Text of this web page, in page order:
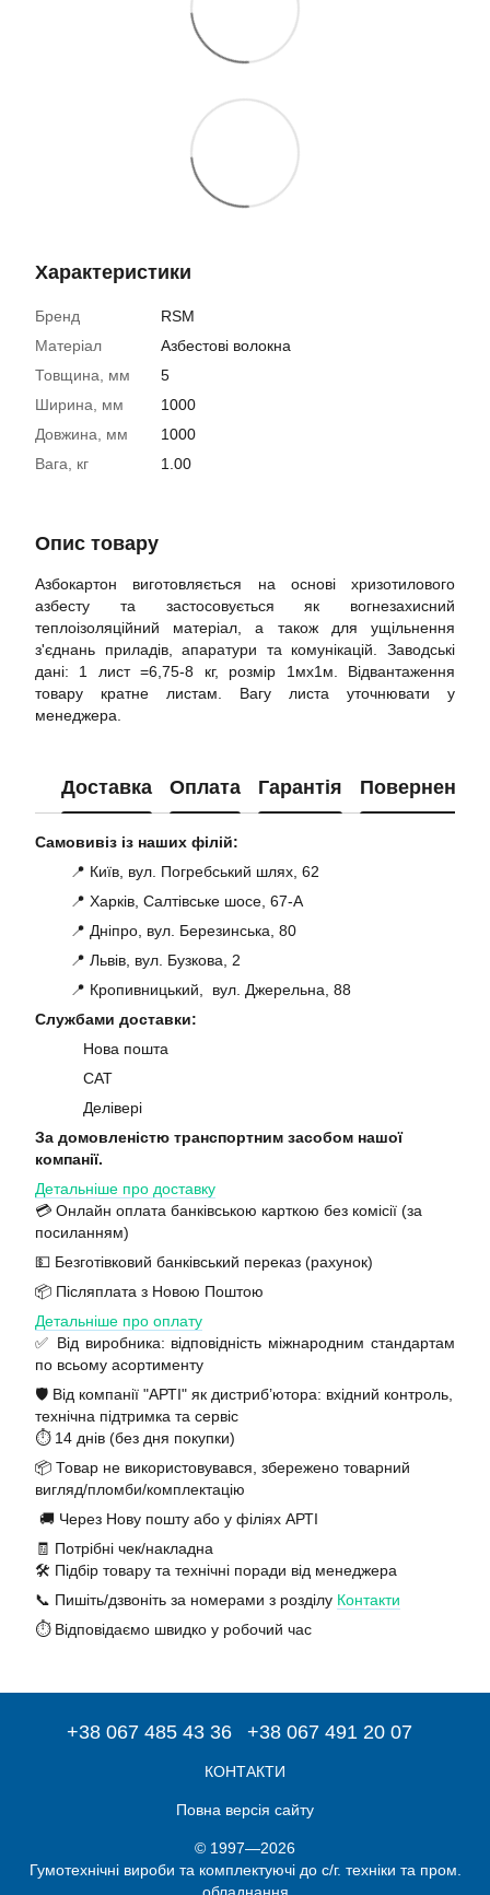
Характеристики
Бренд
RSM
Матеріал
Азбестові волокна
Товщина, мм
5
Ширина, мм
1000
Довжина, мм
1000
Вага, кг
1.00
Опис товару
Азбокартон виготовляється на основі хризотилового
азбесту та застосовується як вогнезахисний
теплоізоляційний матеріал, а також для ущільнення
з'єднань приладів, апаратури та комунікацій. Заводські
дані: 1 лист =6,75-8 кг, розмір 1мх1м. Відвантаження
товару кратне листам. Вагу листа уточнювати у
менеджера.
Доставка Оплата Гарантія Повернення
Самовивіз із наших філій:
📍 Київ, вул. Погребський шлях, 62
📍 Харків, Салтівське шосе, 67-А
📍 Дніпро, вул. Березинська, 80
📍 Львів, вул. Бузкова, 2
📍 Кропивницький, вул. Джерельна, 88
Службами доставки:
Нова пошта
САТ
Делівері
За домовленістю транспортним засобом нашої
компанії.
Детальніше про доставку
💳 Онлайн оплата банківською карткою без комісії (за
посиланням)
💵 Безготівковий банківський переказ (рахунок)
📦 Післяплата з Новою Поштою
Детальніше про оплату
✅ Від виробника: відповідність міжнародним стандартам
по всьому асортименту
🛡️ Від компанії "АРТІ" як дистриб’ютора: вхідний контроль,
технічна підтримка та сервіс
⏱️ 14 днів (без дня покупки)
📦 Товар не використовувався, збережено товарний
вигляд/пломби/комплектацію
🚚 Через Нову пошту або у філіях АРТІ
🧾 Потрібні чек/накладна
🛠️ Підбір товару та технічні поради від менеджера
📞 Пишіть/дзвоніть за номерами з розділу Контакти
⏱️ Відповідаємо швидко у робочий час
+38 067 485 43 36 +38 067 491 20 07
КОНТАКТИ
Повна версія сайту
© 1997—2026
Гумотехнічні вироби та комплектуючі до с/г. техніки та пром.